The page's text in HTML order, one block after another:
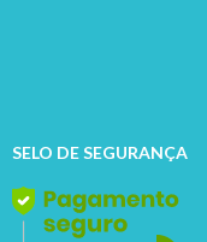
SELO DE SEGURANÇA